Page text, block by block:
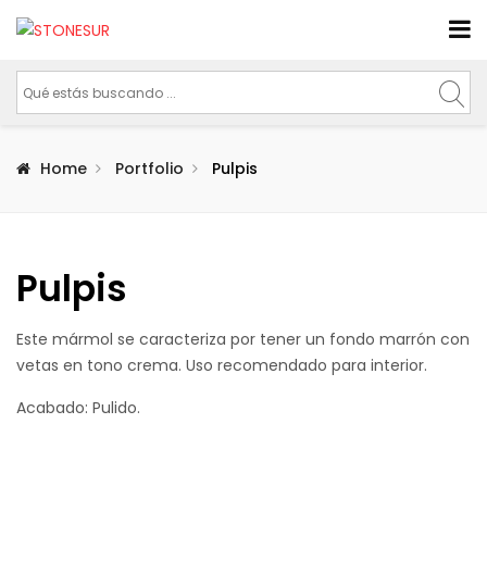
Home Portfolio Pulpis
Pulpis
Este mármol se caracteriza por tener un fondo marrón con
vetas en tono crema. Uso recomendado para interior.
Acabado: Pulido.